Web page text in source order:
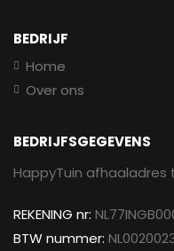
BEDRIJF
Home
Over ons
BEDRIJFSGEGEVENS
HappyTuin afhaaladres
REKENING nr:
BTW nummer: